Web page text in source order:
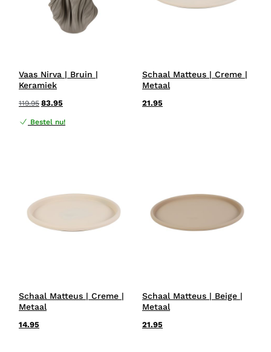
Vaas Nirva | Bruin |
Keramiek
119.95 83.95
Bestel nu!
Schaal Matteus | Creme |
Metaal
21.95
Schaal Matteus | Creme |
Metaal
14.95
Schaal Matteus | Beige |
Metaal
21.95